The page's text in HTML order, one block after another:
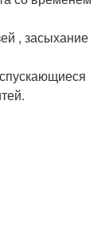
, засыхание